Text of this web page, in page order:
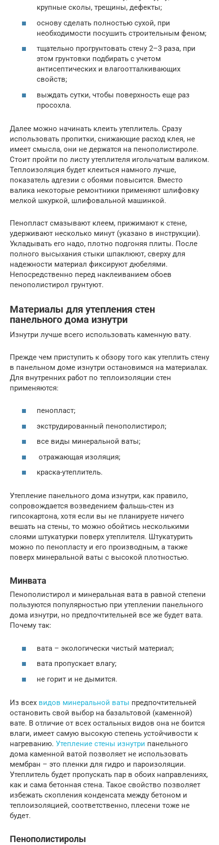
крупные сколы, трещины, дефекты;
основу сделать полностью сухой, при
необходимости посушить строительным феном;
тщательно прогрунтовать стену 2–3 раза, при
этом грунтовки подбирать с учетом
антисептических и влагоотталкивающих
свойств;
выждать сутки, чтобы поверхность еще раз
просохла.
Далее можно начинать клеить утеплитель. Сразу
использовать пропитки, снижающие расход клея, не
имеет смысла, они не держатся на пенополистироле.
Стоит пройти по листу утеплителя игольчатым валиком.
Теплоизоляция будет клеиться намного лучше,
показатель адгезии с обоями повысится. Вместо
валика некоторые ремонтники применяют шлифовку
мелкой шкуркой, шлифовальной машинкой.
Пенопласт смазывают клеем, прижимают к стене,
удерживают несколько минут (указано в инструкции).
Укладывать его надо, плотно подгоняя плиты. После
полного высыхания стыки шпаклюют, сверху для
надежности материал фиксируют дюбелями.
Непосредственно перед наклеиванием обоев
пенополистирол грунтуют.
Материалы для утепления стен
панельного дома изнутри
Изнутри лучше всего использовать каменную вату.
Прежде чем приступить к обзору того как утеплить стену
в панельном доме изнутри остановимся на материалах.
Для внутренних работ по теплоизоляции стен
применяются:
пенопласт;
экструдированный пенополистирол;
все виды минеральной ваты;
отражающая изоляция;
краска-утеплитель.
Утепление панельного дома изнутри, как правило,
сопровождается возведением фальшь-стен из
гипсокартона, хотя если вы не планируете ничего
вешать на стены, то можно обойтись несколькими
слоями штукатурки поверх утеплителя. Штукатурить
можно по пенопласту и его производным, а также
поверх минеральной ваты с высокой плотностью.
Минвата
Пенополистирол и минеральная вата в равной степени
пользуются популярностью при утеплении панельного
дома изнутри, но предпочтительней все же будет вата.
Почему так:
вата – экологически чистый материал;
вата пропускает влагу;
не горит и не дымится.
Из всех видов минеральной ваты предпочтительней
остановить свой выбор на базальтовой (каменной)
вате. В отличие от всех остальных видов она не боится
влаги, имеет самую высокую степень устойчивости к
нагреванию. Утепление стены изнутри панельного
дома каменной ватой позволяет не использовать
мембран – это пленки для гидро и пароизоляции.
Утеплитель будет пропускать пар в обоих направлениях,
как и сама бетонная стена. Такое свойство позволяет
избежать скопления конденсата между бетоном и
теплоизоляцией, соответственно, плесени тоже не
будет.
Пенополистиролы